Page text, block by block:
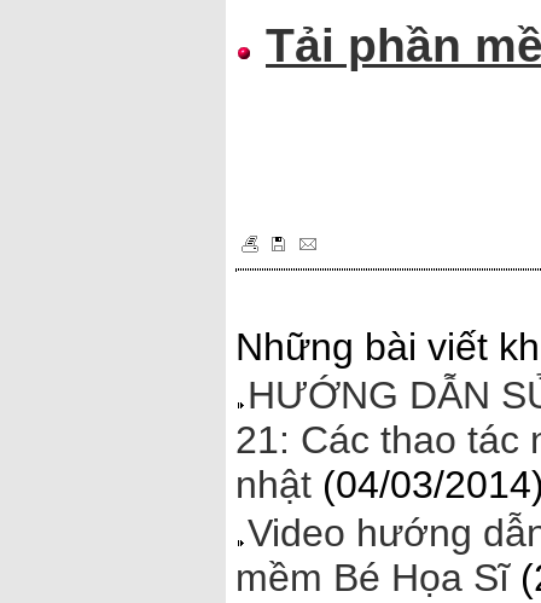
Tải phần
Những bài viết
HƯỚNG DẪN
21: Các thao tác
nhật (04/03/
Video hướng
mềm Bé Họa Sĩ